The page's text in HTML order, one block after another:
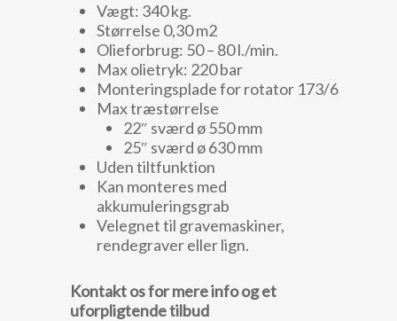
Vægt: 340 kg.
Størrelse 0,30 m2
Olieforbrug: 50 – 80 l./min.
Max olietryk: 220 bar
Monteringsplade for rotator 173/6
Max træstørrelse
22″ sværd ø 550 mm
25″ sværd ø 630 mm
Uden tiltfunktion
Kan monteres med
akkumuleringsgrab
Velegnet til gravemaskiner,
rendegraver eller lign.
Kontakt os for mere info og et
uforpligtende tilbud